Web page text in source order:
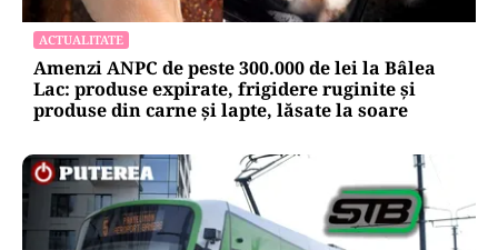
ACTUALITATE
Amenzi ANPC de peste 300.000 de lei la Bâlea
Lac: produse expirate, frigidere ruginite și
produse din carne și lapte, lăsate la soare